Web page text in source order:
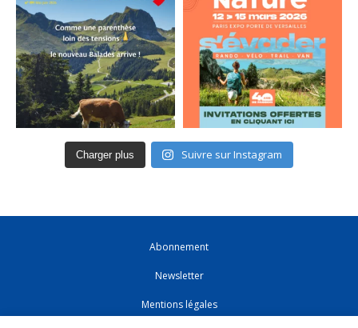
Charger plus Suivre sur Instagram
Abonnement
Newsletter
Mentions légales